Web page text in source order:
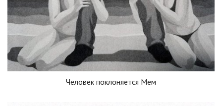
Человек поклоняется Мем